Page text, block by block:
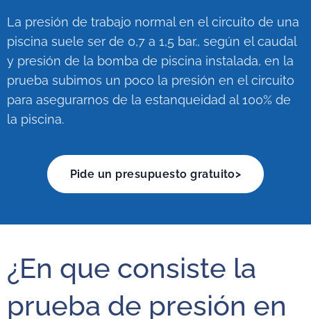
La presión de trabajo normal en el circuito de una
piscina suele ser de 0,7 a 1,5 bar., según el caudal
y presión de la bomba de piscina instalada, en la
prueba subimos un poco la presión en el circuito
para asegurarnos de la estanqueidad al 100% de
la piscina.
Pide un presupuesto gratuito>
¿En que consiste la
prueba de presión en